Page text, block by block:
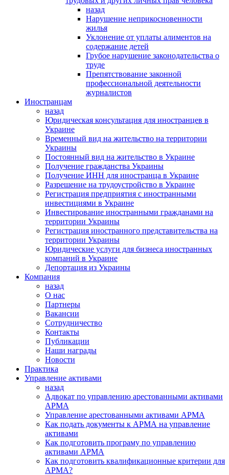
назад
Нарушение неприкосновенности
жилья
Уклонение от уплаты алиментов на
содержание детей
Грубое нарушение законодательства о
труде
Препятствование законной
профессиональной деятельности
журналистов
Иностранцам
назад
Юридическая консультация для иностранцев в
Украине
Временный вид на жительство на территории
Украины
Постоянный вид на жительство в Украине
Получение гражданства Украины
Получение ИНН для иностранца в Украине
Разрешение на трудоустройство в Украине
Регистрация предприятия с иностранными
инвестициями в Украине
Инвестирование иностранными гражданами на
территории Украины
Регистрация иностранного представительства на
территории Украины
Юридические услуги для бизнеса иностранных
компаний в Украине
Депортация из Украины
Компания
назад
О нас
Партнеры
Вакансии
Сотрудничество
Контакты
Публикации
Наши награды
Новости
Практика
Управление активами
назад
Адвокат по управлению арестованными активами
АРМА
Управление арестованными активами АРМА
Как подать документы к АРМА на управление
активами
Как подготовить програму по управлению
активами АРМА
Как подготовить квалификационные критерии для
АРМА?